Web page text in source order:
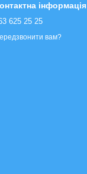
інформація
625 25 25
вам?